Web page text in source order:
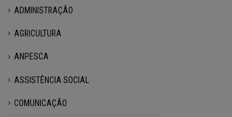
ADMINISTRAÇÃO
AGRICULTURA
ANPESCA
ASSISTÊNCIA SOCIAL
COMUNICAÇÃO